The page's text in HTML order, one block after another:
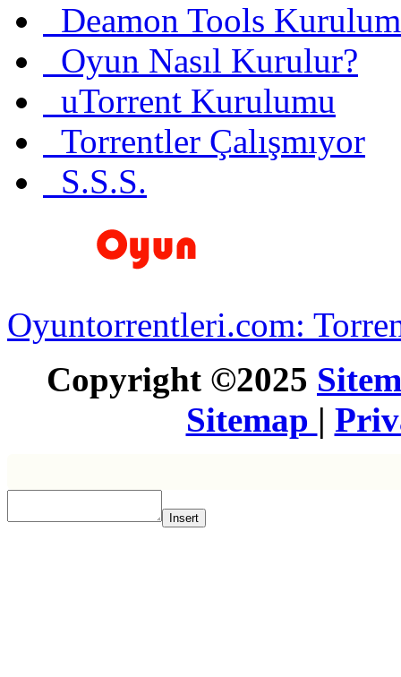
Deamon Tools
Oyun Nasıl Kurulur?
uTorrent Kurulumu
Torrentler Çalışmıyor
S.S.S.
Oyuntorrentleri.com:
Copyright ©2025
Sitemap |
Insert